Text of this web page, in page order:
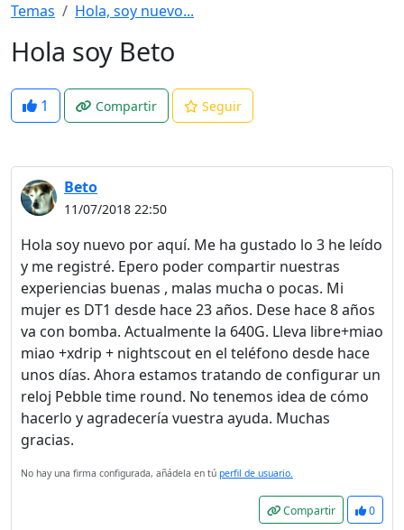
Temas Hola, soy nuevo...
Hola soy Beto
1 Compartir Seguir
Beto
11/07/2018 22:50
Hola soy nuevo por aquí. Me ha gustado lo 3 he leído
y me registré. Epero poder compartir nuestras
experiencias buenas , malas mucha o pocas. Mi
mujer es DT1 desde hace 23 años. Dese hace 8 años
va con bomba. Actualmente la 640G. Lleva libre+miao
miao +xdrip + nightscout en el teléfono desde hace
unos días. Ahora estamos tratando de configurar un
reloj Pebble time round. No tenemos idea de cómo
hacerlo y agradecería vuestra ayuda. Muchas
gracias.
No hay una firma configurada, añádela en tú perfil de usuario.
Compartir 0